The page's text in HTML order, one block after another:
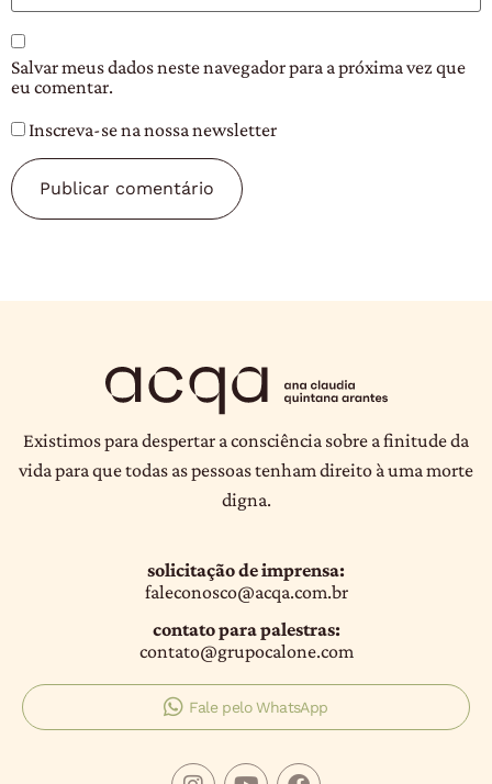
Salvar meus dados neste navegador para a próxima vez que
eu comentar.
Inscreva-se na nossa newsletter
Existimos para despertar a consciência sobre a finitude da
vida para que todas as pessoas tenham direito à uma morte
digna.
solicitação de imprensa:
faleconosco@acqa.com.br
contato para palestras:
contato@grupocalone.com
Fale pelo WhatsApp